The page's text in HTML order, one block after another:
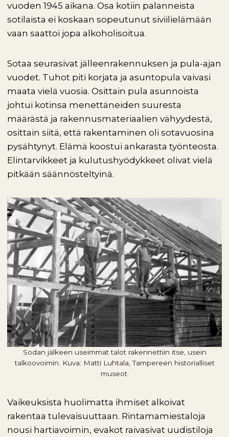
vuoden 1945 aikana. Osa kotiin palanneista
sotilaista ei koskaan sopeutunut siviilielämään
vaan saattoi jopa alkoholisoitua.
Sotaa seurasivat jälleenrakennuksen ja pula-ajan
vuodet. Tuhot piti korjata ja asuntopula vaivasi
maata vielä vuosia. Osittain pula asunnoista
johtui kotinsa menettäneiden suuresta
määrästä ja rakennusmateriaalien vähyydestä,
osittain siitä, että rakentaminen oli sotavuosina
pysähtynyt. Elämä koostui ankarasta työnteosta.
Elintarvikkeet ja kulutushyödykkeet olivat vielä
pitkään säännösteltyinä.
Sodan jälkeen useimmat talot rakennettiin itse, usein
talkoovoimin. Kuva: Matti Luhtala, Tampereen historialliset
museot.
Vaikeuksista huolimatta ihmiset alkoivat
rakentaa tulevaisuuttaan. Rintamamiestaloja
nousi hartiavoimin, evakot raivasivat uudistiloja